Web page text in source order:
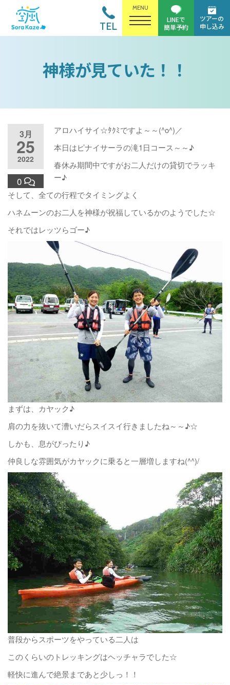
MENU
TEL
ツアーの
申し込み
LINEで
簡単予約
神様が見ていた！！
3月
25
2022
0
アロハイサイ☆ﾀｸﾐですよ～～(^o^)／
本日はピナイサーラの滝1日コース～～♪
春休み期間中ですがお二人だけの貸切でラッキ
ー♪
そして、全ての行程でタイミングよく
ハネムーンのお二人を神様が祝福しているかのようでした☆
それではレッツらゴー♪
まずは、カヤック♪
肩の力を抜いて漕いだらスイスイ行きましたね～～♪☆
しかも、息がぴったり♪
仲良しな雰囲気がカヤックに乗ると一層増しますね(^^)/
普段からスポーツをやっている二人は
このくらいのトレッキングはヘッチャラでした☆
軽快に進んで絶景まであと少しっ！！